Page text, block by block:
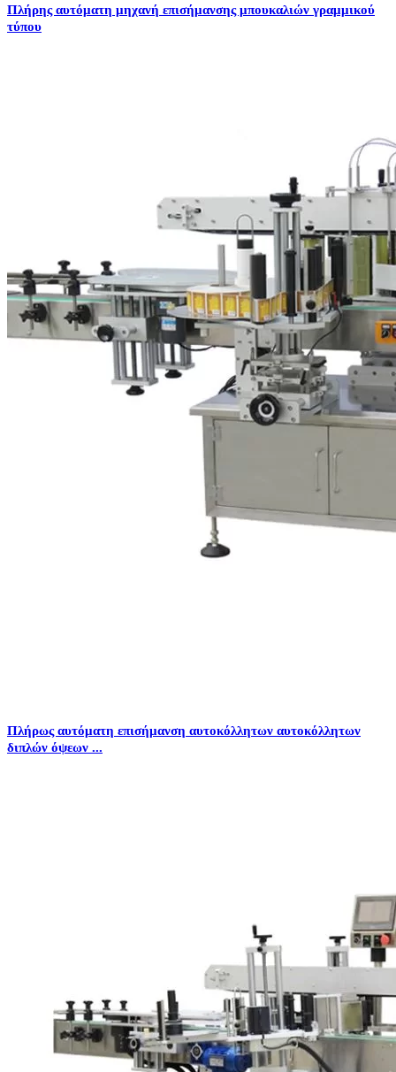
Πλήρης αυτόματη μηχανή επισήμανσης μπουκαλιών γραμμικού
τύπου
Πλήρως αυτόματη επισήμανση αυτοκόλλητων αυτοκόλλητων
διπλών όψεων ...